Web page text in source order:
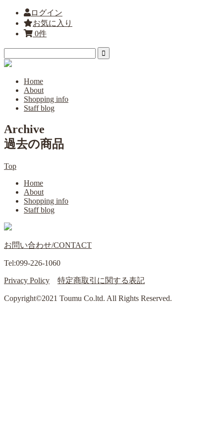
ログイン
お気に入り
0件
Home
About
Shopping info
Staff blog
Archive
過去の商品
Top
Home
About
Shopping info
Staff blog
お問い合わせ/CONTACT
Tel:099-226-1060
Privacy Policy 特定商取引に関する表記
Copyright©2021 Toumu Co.ltd. All Rights Reserved.